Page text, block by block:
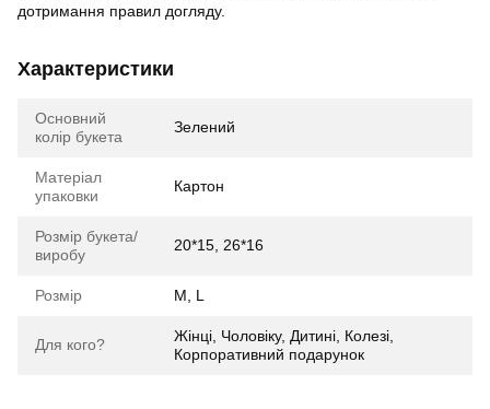
дотримання правил догляду.
Характеристики
Основний
колір букета
Зелений
Матеріал
упаковки
Картон
Розмір букета/
виробу
20*15, 26*16
Розмір M, L
Для кого?
Жінці, Чоловіку, Дитині, Колезі,
Корпоративний подарунок